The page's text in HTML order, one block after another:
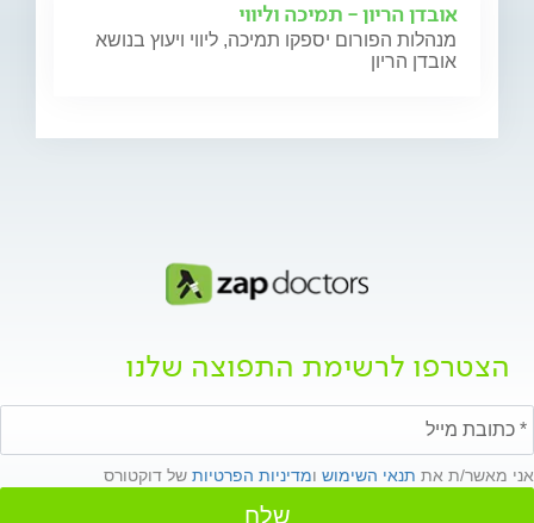
אובדן הריון - תמיכה וליווי
מנהלות הפורום יספקו תמיכה, ליווי ויעוץ בנושא
אובדן הריון
הצטרפו לרשימת התפוצה שלנו
אני מאשר/ת את תנאי השימוש ומדיניות הפרטיות של דוקטורס
שלח